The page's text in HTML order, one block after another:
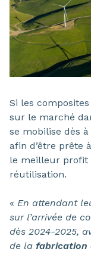
Si les
sur le marché
se mobilise dès
afin d’être prête
le meilleur profit
réutilisation.
« En attendant
sur l’arrivée de
dès 2024-2025,
de la fabrication